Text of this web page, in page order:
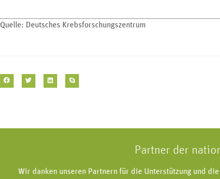
Quelle: Deutsches Krebsforschungszentrum
Partner der
Wir danken unseren Partnern für die Unterstützung und